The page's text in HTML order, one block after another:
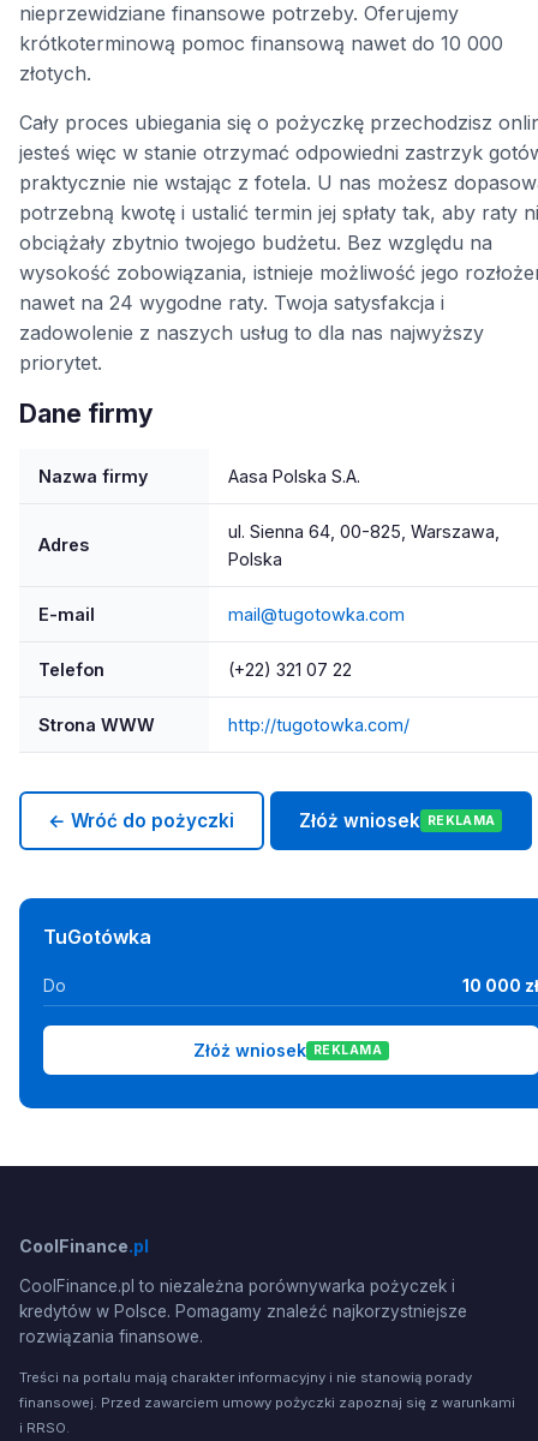
nieprzewidziane finansowe potrzeby. Oferujemy
krótkoterminową pomoc finansową nawet do 10 000
złotych.
Cały proces ubiegania się o pożyczkę przechodzisz
jesteś więc w stanie otrzymać odpowiedni zastrzyk
praktycznie nie wstając z fotela. U nas możesz
potrzebną kwotę i ustalić termin jej spłaty tak, aby raty
obciążały zbytnio twojego budżetu. Bez względu na
wysokość zobowiązania, istnieje możliwość jego
nawet na 24 wygodne raty. Twoja satysfakcja i
zadowolenie z naszych usług to dla nas najwyższy
priorytet.
Dane firmy
Nazwa firmy Aasa Polska S.A.
Adres
ul. Sienna 64, 00-825, Warszawa,
Polska
E-mail mail@tugotowka.com
Telefon (+22) 321 07 22
Strona WWW http://tugotowka.com/
← Wróć do pożyczki Złóż wniosek REKLAMA
TuGotówka
Do 10 000 zł
Złóż wniosek REKLAMA
CoolFinance.pl
CoolFinance.pl to niezależna porównywarka pożyczek i
kredytów w Polsce. Pomagamy znaleźć najkorzystniejsze
rozwiązania finansowe.
Treści na portalu mają charakter informacyjny i nie stanowią porady
finansowej. Przed zawarciem umowy pożyczki zapoznaj się z warunkami
i RRSO.